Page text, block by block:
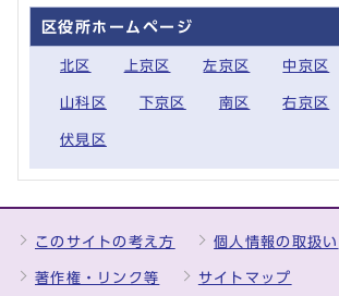
区役所ホームページ
北区 上京区 左京区 中京区
山科区 下京区 南区 右京区
伏見区
このサイトの考え方 個人情報の取扱い
著作権・リンク等 サイトマップ